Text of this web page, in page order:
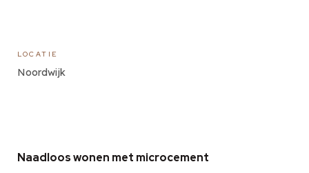
LOCATIE
Noordwijk
Naadloos wonen met microcement